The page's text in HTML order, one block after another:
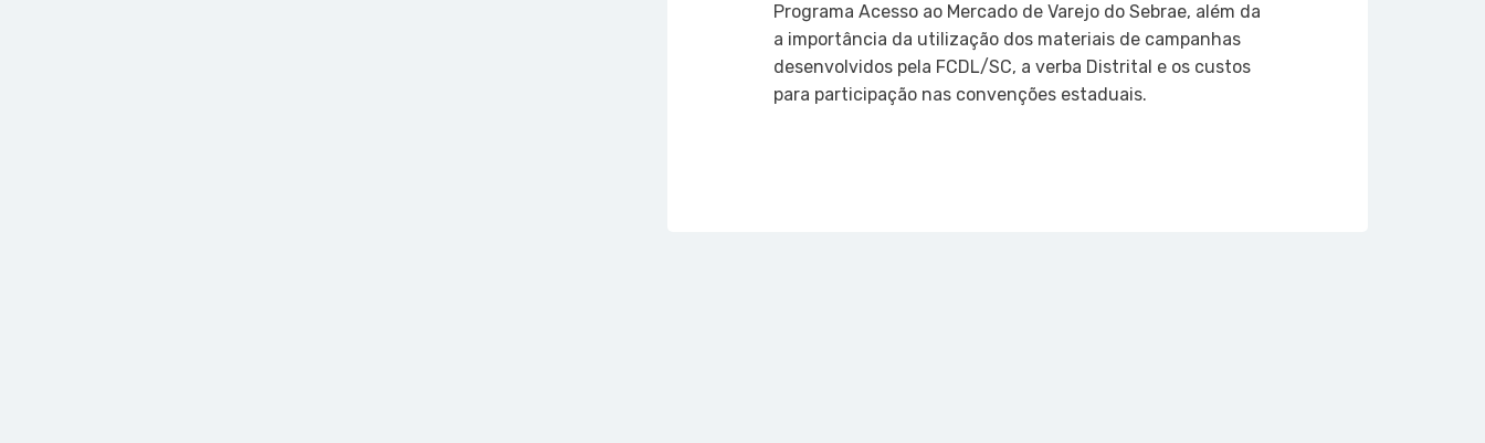
Programa Acesso ao Mercado de Varejo do Sebrae, além da
a importância da utilização dos materiais de campanhas
desenvolvidos pela FCDL/SC, a verba Distrital e os custos
para participação nas convenções estaduais.